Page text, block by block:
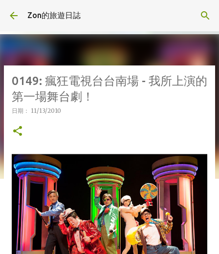
Zon的旅遊日誌
0149: 瘋狂電視台台南場 - 我所上演的
第一場舞台劇！
日期： 11/13/2010